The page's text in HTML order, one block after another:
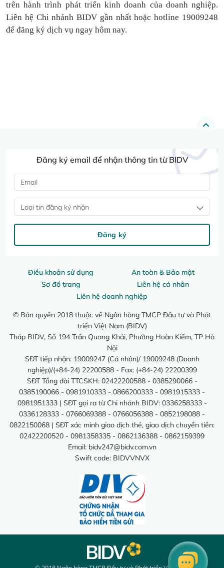
trên hành trình phát triển kinh doanh của doanh nghiệp.
Liên hệ Chi nhánh BIDV gần nhất hoặc hotline 19009248
để đăng ký dịch vụ ngay hôm nay.
Điều khoản sử dụng
An toàn & Bảo mật
Sơ đồ trang
Liên hệ cá nhân
Liên hệ doanh nghiệp
© Bản quyền 2018 thuộc về Ngân hàng TMCP Đầu tư và Phát
triển Việt Nam (BIDV)
Tháp BIDV, Số 194 Trần Quang Khải, Phường Hoàn Kiếm, TP Hà
Nội
SĐT tiếp nhận: 19009247 (Cá nhân)/ 19009248 (Doanh
nghiệp)/(+84-24) 22200588 - Fax: (+84-24) 22200399
SĐT Tổng đài TTCSKH: 02422200588 - 0385290066 -
0385190066 - 0981910333 - 0866200333 - 0981915333 -
0981951333 | SĐT gọi ra từ Chi nhánh BIDV: 0336258333 -
0336128333 - 0766069388 - 0766056388 - 0852198088 -
0822150068 | SĐT xác minh giao dịch thẻ, giao dịch chuyển tiền:
02422200520 - 0981358335 - 0862136388 - 0862159399
Email: bidv247@bidv.com.vn
Swift code: BIDVVNVX
Đăng ký email để nhận thông tin từ BIDV
Loại tin đăng ký nhận
Đăng ký